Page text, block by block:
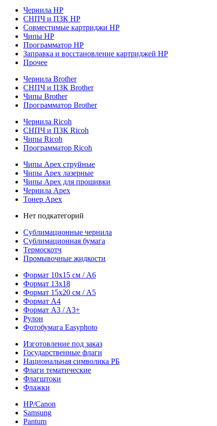
Чернила HP
СНПЧ и ПЗК HP
Совместимые картриджи HP
Чипы HP
Программатор HP
Заправка и восстановление картриджей HP
Прочее
Чернила Brother
СНПЧ и ПЗК Brother
Чипы Brother
Программатор Brother
Чернила Ricoh
СНПЧ и ПЗК Ricoh
Чипы Ricoh
Программатор Ricoh
Чипы Apex струйные
Чипы Apex лазерные
Чипы Apex для прошивки
Чернила Apex
Тонер Apex
Нет подкатегорий
Сублимационные чернила
Сублимационная бумага
Термоскотч
Промывочные жидкости
Формат 10х15 см / A6
Формат 13х18
Формат 15х20 см / A5
Формат А4
Формат A3 / A3+
Рулон
Фотобумага Easyphoto
Изготовление под заказ
Государственные флаги
Национальная символика РБ
Флаги тематические
Флагштоки
Флажки
HP/Canon
Samsung
Pantum